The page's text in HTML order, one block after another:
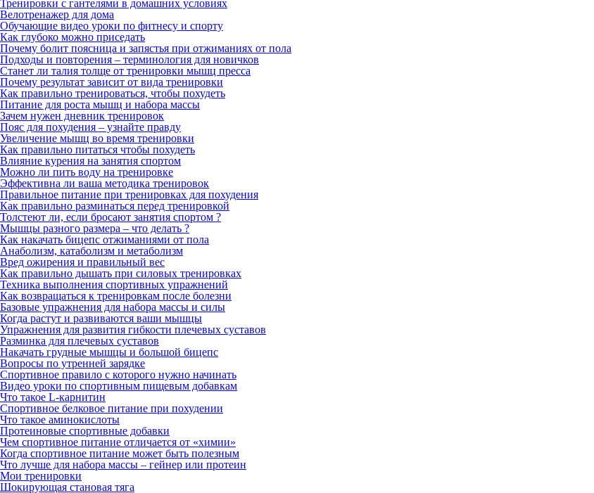
Тренировки с гантелями в домашних условиях
Велотренажер для дома
Обучающие видео уроки по фитнесу и спорту
Как глубоко можно приседать
Почему болит поясница и запястья при отжиманиях от пола
Подходы и повторения – терминология для новичков
Станет ли талия толще от тренировки мышц пресса
Почему результат зависит от вида тренировки
Как правильно тренироваться, чтобы похудеть
Питание для роста мышц и набора массы
Зачем нужен дневник тренировок
Пояс для похудения – узнайте правду
Увеличение мышц во время тренировки
Как правильно питаться чтобы похудеть
Влияние курения на занятия спортом
Можно ли пить воду на тренировке
Эффективна ли ваша методика тренировок
Правильное питание при тренировках для похудения
Как правильно разминаться перед тренировкой
Толстеют ли, если бросают занятия спортом ?
Мышцы разного размера – что делать ?
Как накачать бицепс отжиманиями от пола
Анаболизм, катаболизм и метаболизм
Вред ожирения и правильный вес
Как правильно дышать при силовых тренировках
Техника выполнения спортивных упражнений
Как возвращаться к тренировкам после болезни
Базовые упражнения для набора массы и силы
Когда растут и развиваются ваши мышцы
Упражнения для развития гибкости плечевых суставов
Разминка для плечевых суставов
Накачать грудные мышцы и большой бицепс
Вопросы по утренней зарядке
Спортивное правило с которого нужно начинать
Видео уроки по спортивным пищевым добавкам
Что такое L-карнитин
Спортивное белковое питание при похудении
Что такое аминокислоты
Протеиновые спортивные добавки
Чем спортивное питание отличается от «химии»
Когда спортивное питание может быть полезным
Что лучше для набора массы – гейнер или протеин
Мои тренировки
Шокирующая становая тяга